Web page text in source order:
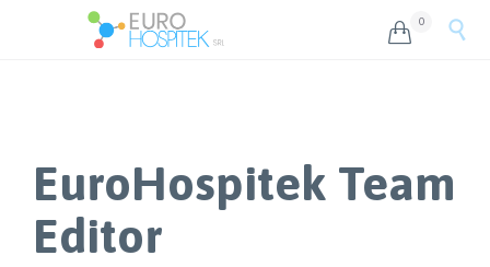
 0 
EuroHospitek Team
Editor